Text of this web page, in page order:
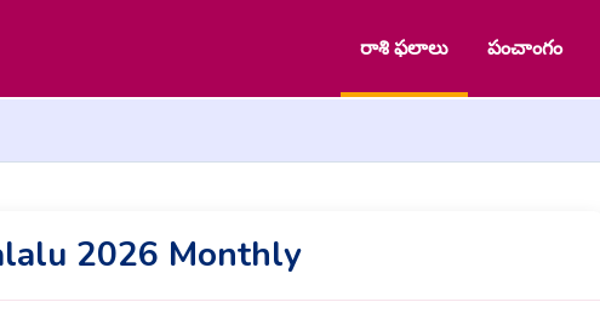
రాశి ఫలాలు పంచాంగం
2026 Monthly